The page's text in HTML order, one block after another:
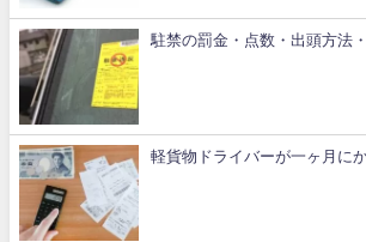
駐禁の罰金・点数・出頭方法
軽貨物ドライバーが一ヶ月に